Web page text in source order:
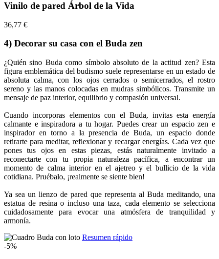
Vinilo de pared Árbol de la Vida
36,77 €
4) Decorar su casa con el Buda zen
¿Quién sino Buda como símbolo absoluto de la actitud zen? Esta
figura emblemática del budismo suele representarse en un estado de
absoluta calma, con los ojos cerrados o semicerrados, el rostro
sereno y las manos colocadas en mudras simbólicos. Transmite un
mensaje de paz interior, equilibrio y compasión universal.
Cuando incorporas elementos con el Buda, invitas esta energía
calmante e inspiradora a tu hogar. Puedes crear un espacio zen e
inspirador en torno a la presencia de Buda, un espacio donde
retirarte para meditar, reflexionar y recargar energías. Cada vez que
pones tus ojos en estas piezas, estás naturalmente invitado a
reconectarte con tu propia naturaleza pacífica, a encontrar un
momento de calma interior en el ajetreo y el bullicio de la vida
cotidiana. Pruébalo, ¡realmente se siente bien!
Ya sea un lienzo de pared que representa al Buda meditando, una
estatua de resina o incluso una taza, cada elemento se selecciona
cuidadosamente para evocar una atmósfera de tranquilidad y
armonía.
Resumen rápido
-5%